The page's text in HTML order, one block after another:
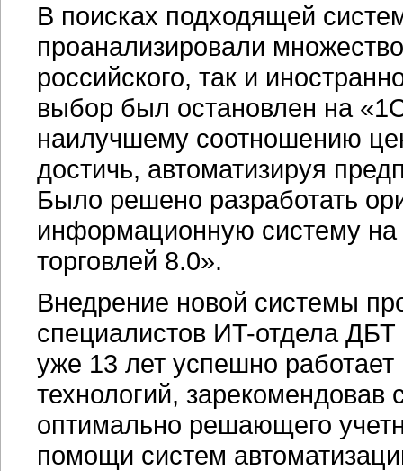
В поисках подходящей
проанализировали
российского, так и
выбор был остановлен на
наилучшему соотношению
достичь, автоматизируя
Было решено разработать
информационную систему
торговлей 8.0».
Внедрение новой системы
специалистов ИT-отделаДБТ
уже 13 лет успешно
технологий, зарекомендовав
оптимально решающего
помощи систем